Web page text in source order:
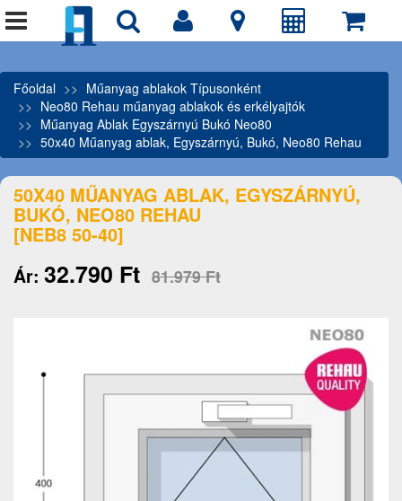
Főoldal
Műanyag ablakok Típusonként
Neo80 Rehau műanyag ablakok és erkélyajtók
Műanyag Ablak Egyszárnyú Bukó Neo80
50x40 Műanyag ablak, Egyszárnyú, Bukó, Neo80 Rehau
50X40 MŰANYAG ABLAK, EGYSZÁRNYÚ,
BUKÓ, NEO80 REHAU
[NEB8 50-40]
Ár: 32.790 Ft 81.979 Ft